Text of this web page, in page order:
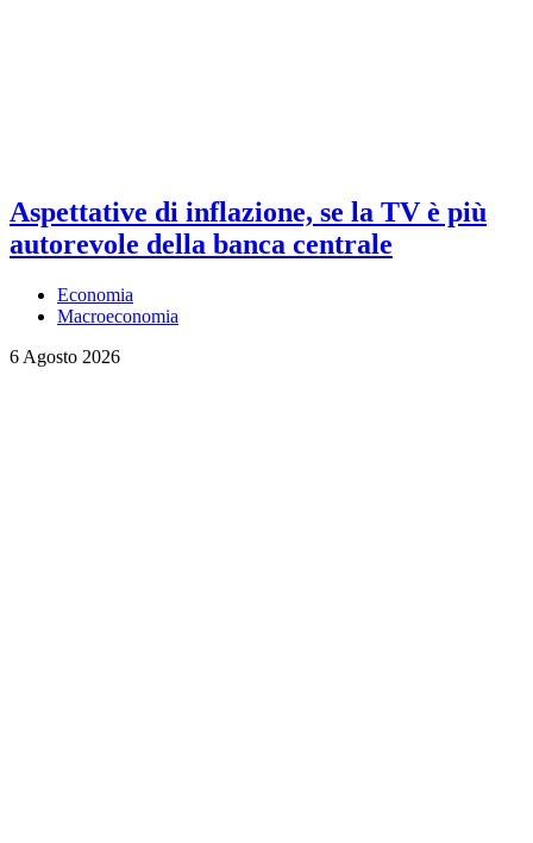
Aspettative di inflazione, se la TV è più
autorevole della banca centrale
Economia
Macroeconomia
6 Agosto 2026